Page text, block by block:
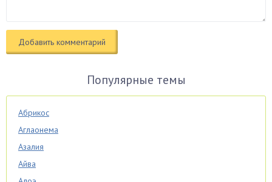
Популярные темы
Абрикос
Аглаонема
Азалия
Айва